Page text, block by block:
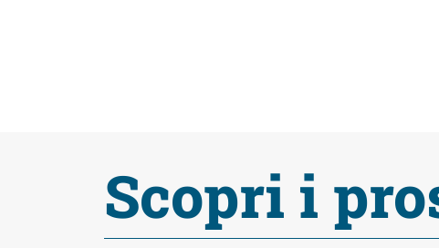
Enogastronomia
Scopri i